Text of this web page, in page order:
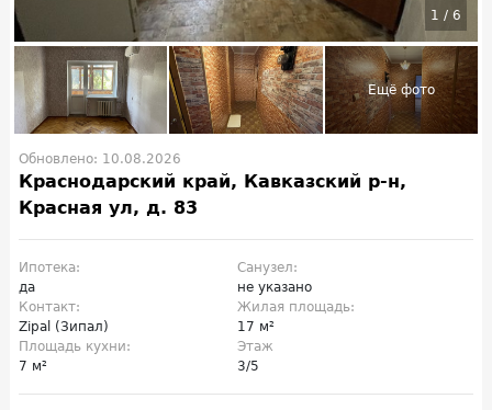
1 / 6
Обновлено: 10.08.2026
Краснодарский край, Кавказский р-н,
Красная ул, д. 83
Ипотека:
да
Санузел:
не указано
Контакт:
Zipal (Зипал)
Жилая площадь:
17 м²
Площадь кухни:
7 м²
Этаж
3/5